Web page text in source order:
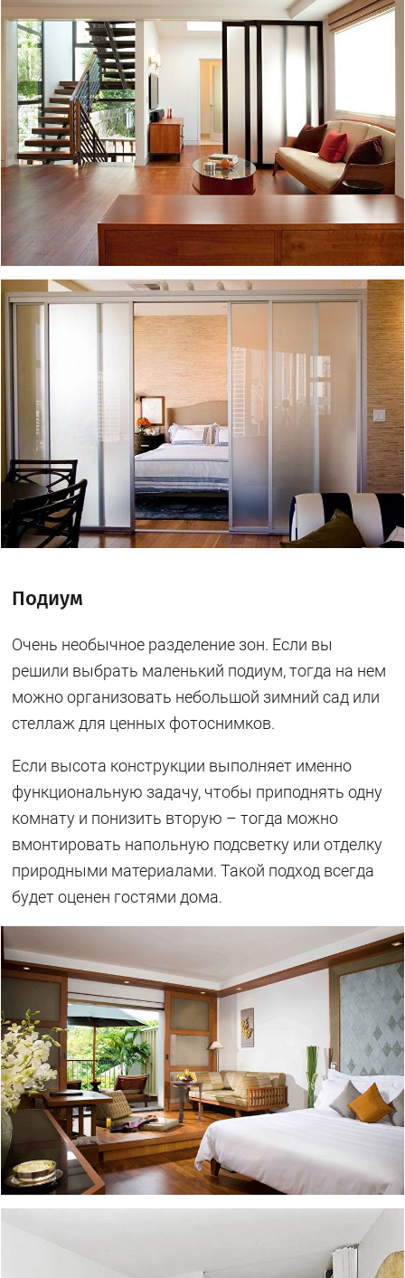
Подиум
Очень необычное разделение зон. Если вы
решили выбрать маленький подиум, тогда на нем
можно организовать небольшой зимний сад или
стеллаж для ценных фотоснимков.
Если высота конструкции выполняет именно
функциональную задачу, чтобы приподнять одну
комнату и понизить вторую – тогда можно
вмонтировать напольную подсветку или отделку
природными материалами. Такой подход всегда
будет оценен гостями дома.